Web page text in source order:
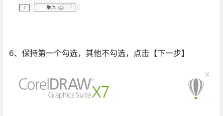
6、保持第一个勾选，其他不勾选，点击【下一步】